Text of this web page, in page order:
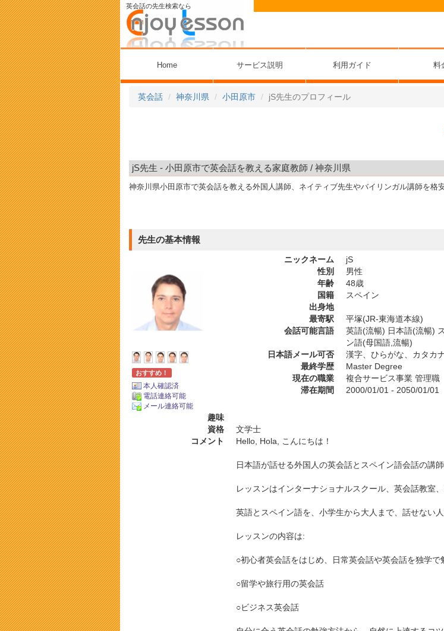
英会話の先生検索なら
Home サービス説明 利用ガイド 料
英会話 神奈川県 小田原市 jS先生のプロフィール
jS先生 - 小田原市で英会話を教える家庭教師 / 神奈川県
神奈川県小田原市で英会話を教える外国人講師、ネイティブ先生やバイリンガル講師を格
先生の基本情報
おすすめ！
本人確認済
電話連絡可能
メール連絡可能
ニックネーム
jS
性別
男性
年齢
48歳
国籍
スペイン
出身地
最寄駅
平塚(JR-東海道本線)
会話可能言語
英語(流暢) 日本語(流暢)
ン語(母国語,流暢)
日本語メール可否
漢字、ひらがな、カタカ
最終学歴
Master Degree
現在の職業
複合サービス事業 管理職
滞在期間
2000/01/01 - 2050/01/01
趣味
資格
文学士
コメント
Hello, Hola, こんにちは！
日本語が話せる外国人の英会話とスペイン語会話の講師
レッスンはインターナショナルスクール、英会話教室
英語とスペイン語を、小学生から大人まで、話せない
レッスンの内容は:
○初心者英会話をはじめ、日常英会話や英会話を独学
○留学や旅行用の英会話
○ビジネス英会話